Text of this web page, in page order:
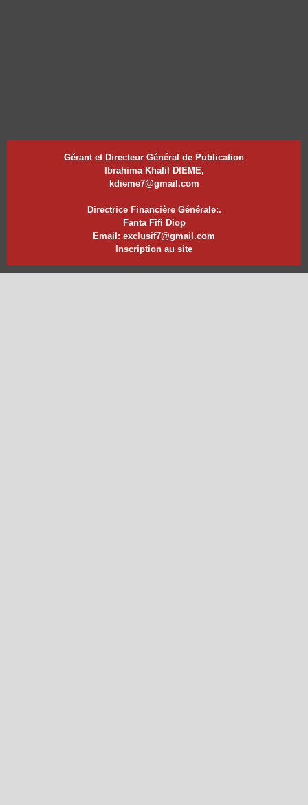
Gérant et Directeur Général de Publication
Ibrahima Khalil DIEME,
kdieme7@gmail.com
Directrice Financière Générale:.
Fanta Fifi Diop
Email: exclusif7@gmail.com
Inscription au site